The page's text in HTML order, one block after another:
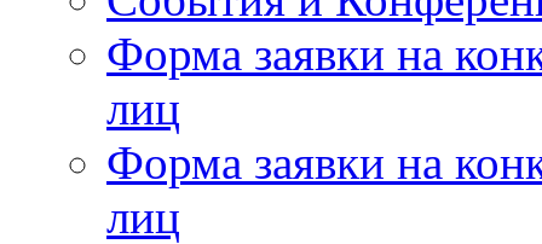
Форма заявки на
лиц
Форма заявки на
лиц